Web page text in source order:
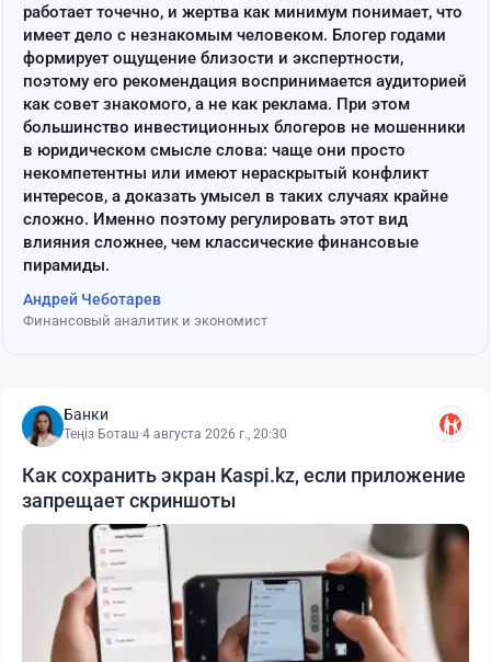
работает точечно, и жертва как минимум понимает, что
имеет дело с незнакомым человеком. Блогер годами
формирует ощущение близости и экспертности,
поэтому его рекомендация воспринимается аудиторией
как совет знакомого, а не как реклама. При этом
большинство инвестиционных блогеров не мошенники
в юридическом смысле слова: чаще они просто
некомпетентны или имеют нераскрытый конфликт
интересов, а доказать умысел в таких случаях крайне
сложно. Именно поэтому регулировать этот вид
влияния сложнее, чем классические финансовые
пирамиды.
Андрей Чеботарев
Финансовый аналитик и экономист
Банки
Теңіз Боташ·4 августа 2026 г., 20:30
Как сохранить экран Kaspi.kz, если приложение
запрещает скриншоты